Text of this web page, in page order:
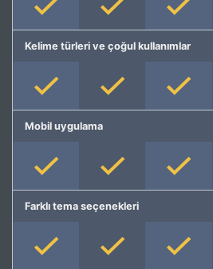
Kelime türleri ve çoğul kullanımlar
Mobil uygulama
Farklı tema seçenekleri